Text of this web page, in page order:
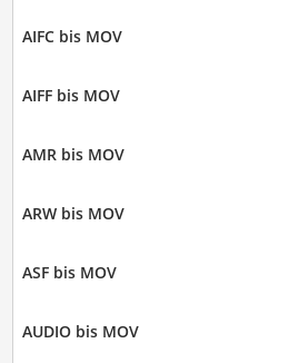
AIFC bis MOV
AIFF bis MOV
AMR bis MOV
ARW bis MOV
ASF bis MOV
AUDIO bis MOV